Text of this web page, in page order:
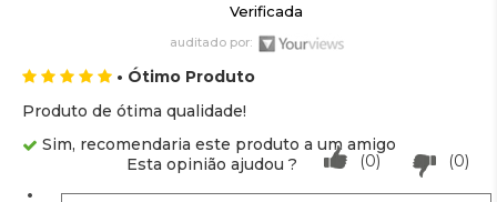
Verificada
auditado por:
• Ótimo Produto
Produto de ótima qualidade!
Sim, recomendaria este produto a um amigo
(0)
(0)
Esta opinião ajudou ?